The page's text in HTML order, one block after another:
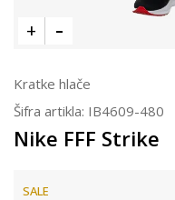
Kratke hlače
Šifra artikla: IB4609-480
Nike FFF Strike
SALE